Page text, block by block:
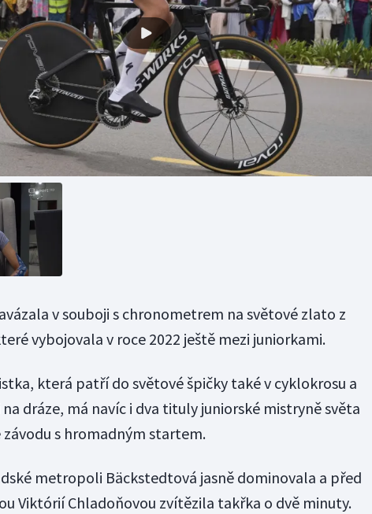
v souboji s chronometrem na světové zlato z
vybojovala v roce 2022 ještě mezi juniorkami.
která patří do světové špičky také v cyklokrosu a
na dráze, má navíc i dva tituly juniorské mistryně světa
závodu s hromadným startem.
metropoli Bäckstedtová jasně dominovala a před
Viktórií Chladoňovou zvítězila takřka o dvě minuty.